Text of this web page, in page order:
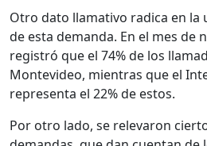
Otro dato llamativo radica en la
de esta demanda. En el mes de
registró que el 74% de los
Montevideo, mientras que el
representa el 22% de estos.
Por otro lado, se relevaron